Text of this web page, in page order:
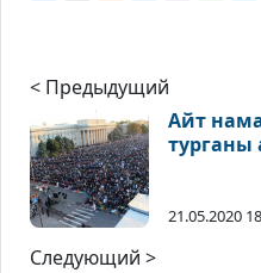
< Предыдущий
Айт
турганы
21.05.2020
Следующий >